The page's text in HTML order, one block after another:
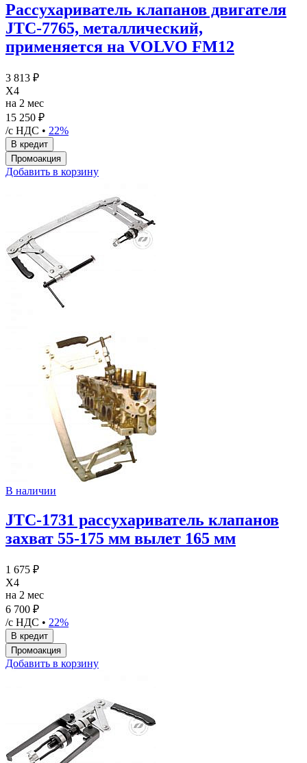
Рассухариватель клапанов двигателя
JTC-7765, металлический,
применяется на VOLVO FM12
3 813 ₽
X4
на 2 мес
15 250 ₽
/с НДС • 22%
Добавить в корзину
В наличии
JTC-1731 рассухариватель клапанов
захват 55-175 мм вылет 165 мм
1 675 ₽
X4
на 2 мес
6 700 ₽
/с НДС • 22%
Добавить в корзину